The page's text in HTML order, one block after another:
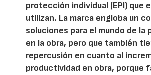
protección individual (EPI) que
utilizan. La marca engloba un
soluciones para el mundo de la
en la obra, pero que también
repercusión en cuanto al
productividad en obra, porque